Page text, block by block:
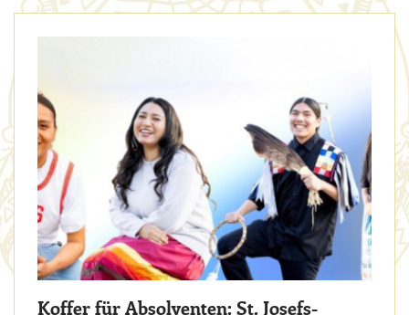
Koffer für Absolventen: St. Josefs-